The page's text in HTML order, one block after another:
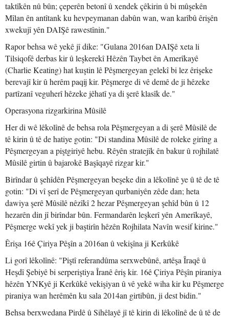
taktîkên nû bûn; çeperên betonî û xendek çêkirin û bi mûşekên
Mîlan ên antîtank ku hevpeymanan dabûn wan, wan karîbû êrişên
xwekujî yên DAIŞê rawestînin."
Rapor behsa wê yekê jî dike: "Gulana 2016an DAIŞê xeta li
Tilsiqofê derbas kir û leşkerekî Hêzên Taybet ên Amerîkayê
(Charlie Keating) hat kuştin lê Pêşmergeyan gelekî bi lez êrişeke
berevajî kir û herêm paqij kir. Pêşmerge di vê demê de ji hêzeke
partîzanî veguherî hêzeke jêhatî ya di şerê klasîk de."
Operasyona rizgarkirina Mûsilê
Her di wê lêkolînê de behsa rola Pêşmergeyan a di şerê Mûsilê de
tê kirin û tê de hatiye gotin: "Di standina Mûsilê de roleke girîng a
Pêşmergeyan a piştgiriyê hebu. Rêyên stratejîk ên bakur û rojhilatê
Mûsilê girtin û bajarokê Başîqayê rizgar kir."
Birîndar û şehîdên Pêşmergeyan beşeke din a lêkolînê ye û tê de tê
gotin: "Di vî şerî de Pêşmergeyan qurbaniyên zêde dan; heta
dawiya şerê Mûsilê nêzîkî 2 hezar Pêşmergeyan şehîd bûn û 12
hezarên din jî birîndar bûn. Fermandarên leşkerî yên Amerîkayê,
Pêşmerge wekî yek ji baştirîn hêzên Rojhilata Navîn wesif kirine."
Êrişa 16ê Çiriya Pêşîn a 2016an û vekişîna ji Kerkûkê
Li gorî lêkolînê: "Piştî referandûma serxwebûnê, artêşa Îraqê û
Heşdî Şebiyê bi serperiştiya Îranê êriş kir. 16ê Çiriya Pêşîn piraniya
hêzên YNKyê ji Kerkûkê vekişiyan û vê yekê wiha kir ku Pêşmerge
piraniya wan herêmên ku sala 2014an girtibûn, ji dest bidin."
Behsa berxwedana Pirdê û Sihêlayê jî tê kirin di lêkolînê de û tê de